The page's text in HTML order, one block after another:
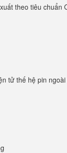
theo tiêu chuẩn
tử thế hệ pin